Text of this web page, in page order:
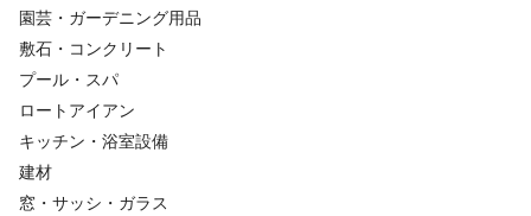
園芸・ガーデニング用品
敷石・コンクリート
プール・スパ
ロートアイアン
キッチン・浴室設備
建材
窓・サッシ・ガラス